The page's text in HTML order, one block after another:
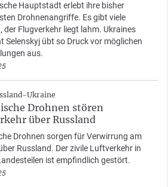
Hauptstadt erlebt ihre bisher
Drohnenangriffe. Es gibt viele
der Flugverkehr liegt lahm. Ukraines
Selenskyj übt so Druck vor möglichen
aus.
Ukraine
Drohnen stören
über Russland
Drohnen sorgen für Verwirrung am
Russland. Der zivile Luftverkehr in
ist empfindlich gestört.